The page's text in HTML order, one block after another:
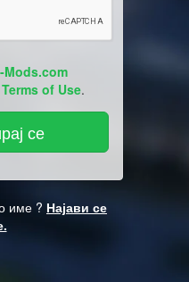
Mods.com
Terms of Use.
име ? Најави се